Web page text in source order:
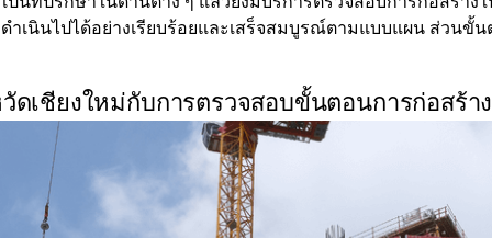
ำเนินไปได้อย่างเรียบร้อยและเสร็จสมบูรณ์ตามแบบแผน ส่วนขั้
ดเชียงใหม่กับการตรวจสอบขั้นตอนการก่อสร้าง